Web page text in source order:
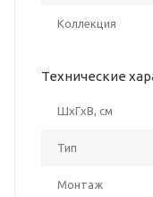
Коллекция
Технические
ШxГxВ, см
Тип
Монтаж